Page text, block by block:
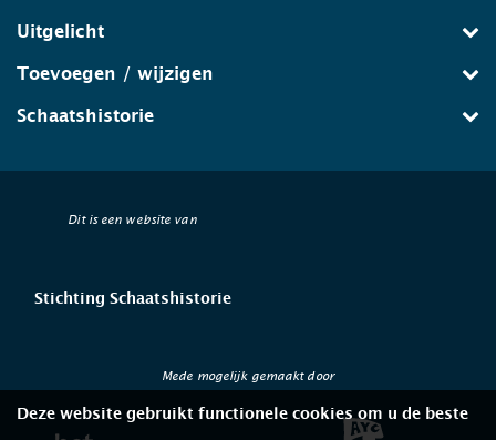
Uitgelicht
Toevoegen / wijzigen
Schaatshistorie
Dit is een website van
Stichting Schaatshistorie
Mede mogelijk gemaakt door
Deze website gebruikt functionele cookies om u de beste